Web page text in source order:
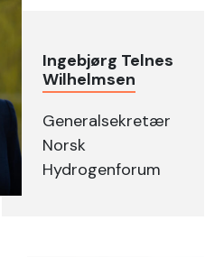
Ingebjørg Telnes
Wilhelmsen
Generalsekretær
Norsk
Hydrogenforum